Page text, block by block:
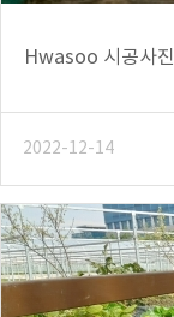
Hwasoo 시공사진
2022-12-14